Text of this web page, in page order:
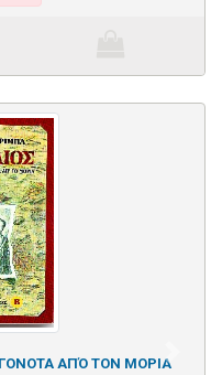
ΑΠΌ ΤΟΝ ΜΟΡΙΑNext